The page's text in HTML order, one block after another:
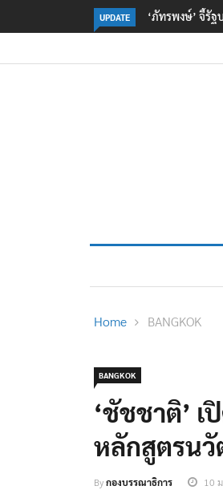
UPDATE ‘จุลพันธ์’ เผย
Home BANGKOK
BANGKOK
‘ชัชชาติ’
หลักสูตรนวั
Byกองบรรณาธิการ 10